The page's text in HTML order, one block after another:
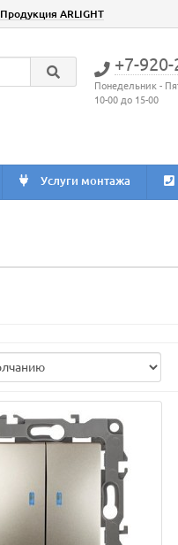
Продукция ARLIGHT
+7-
Понедельник -
10-00 до 15-00
Услуги монтажа